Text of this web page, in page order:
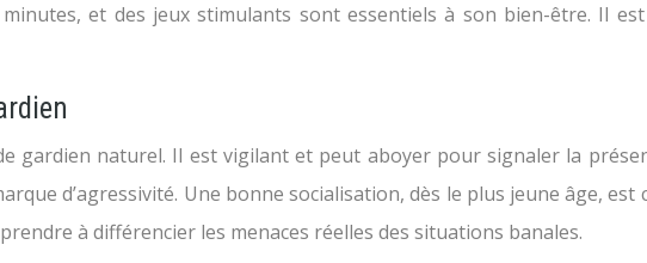
et des jeux stimulants sont essentiels à son bien-être. Il est
gardien naturel. Il est vigilant et peut aboyer pour signaler la
d’agressivité. Une bonne socialisation, dès le plus jeune âge,
à différencier les menaces réelles des situations banales.